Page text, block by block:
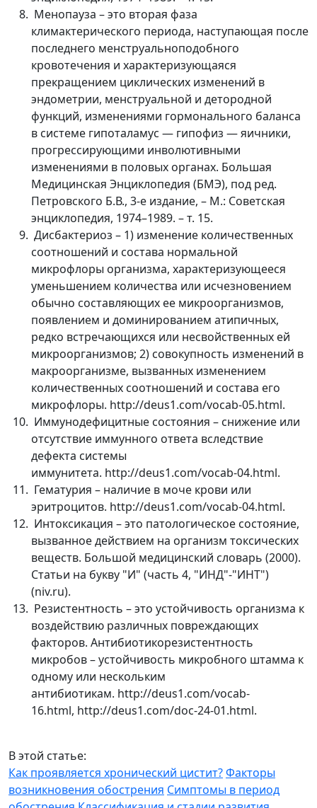
Менопауза – это вторая фаза
климактерического периода, наступающая после
последнего менструальноподобного
кровотечения и характеризующаяся
прекращением циклических изменений в
эндометрии, менструальной и детородной
функций, изменениями гормонального баланса
в системе гипоталамус — гипофиз — яичники,
прогрессирующими инволютивными
изменениями в половых органах. Большая
Медицинская Энциклопедия (БМЭ), под ред.
Петровского Б.В., 3-е издание, – М.: Советская
энциклопедия, 1974–1989. – т. 15.
Дисбактериоз – 1) изменение количественных
соотношений и состава нормальной
микрофлоры организма, характеризующееся
уменьшением количества или исчезновением
обычно составляющих ее микроорганизмов,
появлением и доминированием атипичных,
редко встречающихся или несвойственных ей
микроорганизмов; 2) совокупность изменений в
макроорганизме, вызванных изменением
количественных соотношений и состава его
микрофлоры. http://deus1.com/vocab-05.html.
Иммунодефицитные состояния – снижение или
отсутствие иммунного ответа вследствие
дефекта системы
иммунитета. http://deus1.com/vocab-04.html.
Гематурия – наличие в моче крови или
эритроцитов. http://deus1.com/vocab-04.html.
Интоксикация – это патологическое состояние,
вызванное действием на организм токсических
веществ. Большой медицинский словарь (2000).
Статьи на букву "И" (часть 4, "ИНД"-"ИНТ")
(niv.ru).
Резистентность – это устойчивость организма к
воздействию различных повреждающих
факторов. Антибиотикорезистентность
микробов – устойчивость микробного штамма к
одному или нескольким
антибиотикам. http://deus1.com/vocab-
16.html, http://deus1.com/doc-24-01.html.
В этой статье:
Как проявляется хронический цистит?Факторы
возникновения обострения Симптомы в период